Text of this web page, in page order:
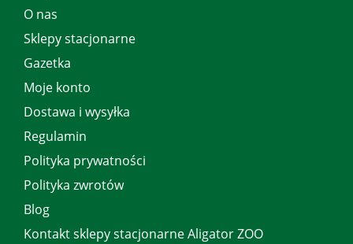
O nas
Sklepy stacjonarne
Gazetka
Moje konto
Dostawa i wysyłka
Regulamin
Polityka prywatności
Polityka zwrotów
Blog
Kontakt sklepy stacjonarne Aligator ZOO